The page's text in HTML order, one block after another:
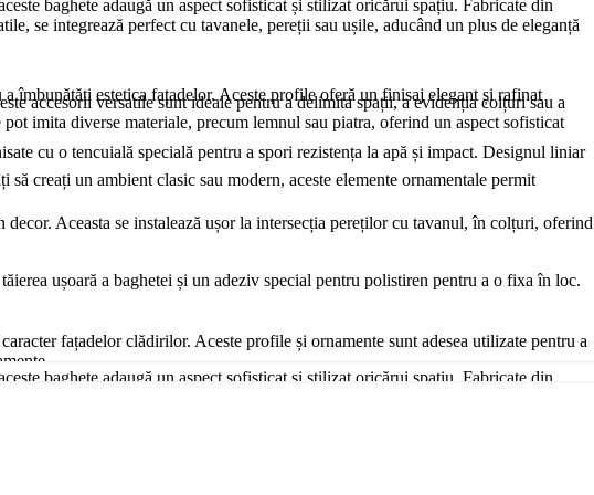
baghete adaugă un aspect sofisticat și stilizat oricărui spațiu. Fabricate din
se integrează perfect cu tavanele, pereții sau ușile, aducând un plus de eleganță
Aceasta se instalează ușor la intersecția pereților cu tavanul, în colțuri, oferind
ușoară a baghetei și un adeziv special pentru polistiren pentru a o fixa în loc.
unică care combină eleganța și modernitatea, creând interes vizual. Poți să
îmbunătăți estetica fațadelor. Aceste profile oferă un finisaj elegant și rafinat
cu o tencuială specială pentru a spori rezistența la apă și impact. Designul liniar
fațadelor clădirilor. Aceste profile și ornamente sunt adesea utilizate pentru a
în condiții climatice dure. După aplicare, profilele sunt acoperite cu o tencuială
accesorii versatile sunt ideale pentru a delimita spații, a evidenția colțuri sau a
imita diverse materiale, precum lemnul sau piatra, oferind un aspect sofisticat
creați un ambient clasic sau modern, aceste elemente ornamentale permit
baghete adaugă un aspect sofisticat și stilizat oricărui spațiu. Fabricate din
se integrează perfect cu tavanele, pereții sau ușile, aducând un plus de eleganță